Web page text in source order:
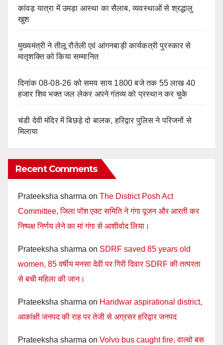
कांवड़ यात्रा में उमड़ा आस्था का सैलाब, व्यवस्थाओं से श्रद्धालु
खुश
मुख्यमंत्री ने तीलू रौतेली एवं आंगनबाड़ी कार्यकत्री पुरस्कार से
मातृशक्ति को किया सम्मानित
दिनांक 08-08-26 को समय साय 1800 बजे तक 55 लाख 40
हजार शिव भक्त जल लेकर अपने गंतव्य को प्रस्थान कर चुके
चंडी देवी मंदिर में बिछड़े दो बालक, हरिद्वार पुलिस ने परिजनों से
मिलाया
Recent Comments
Prateeksha sharma on The District Posh Act
Committee, जिला पॉश एक्ट समिति ने गंगा पूजन और आरती कर
निष्पक्ष निर्णय लेने का मां गंगा से आशीर्वाद लिया।
Prateeksha sharma on SDRF saved 85 years old
women, 85 वर्षीय मनसा देवी पर गिरी दिवार SDRF की तत्परता
से बची महिला की जान।
Prateeksha sharma on Haridwar aspirational district,
आकांक्षी जनपद की राह पर तेजी से अग्रसर हरिद्वार जनपद
Prateeksha sharma on Volvo bus caught fire, वाल्वो बस